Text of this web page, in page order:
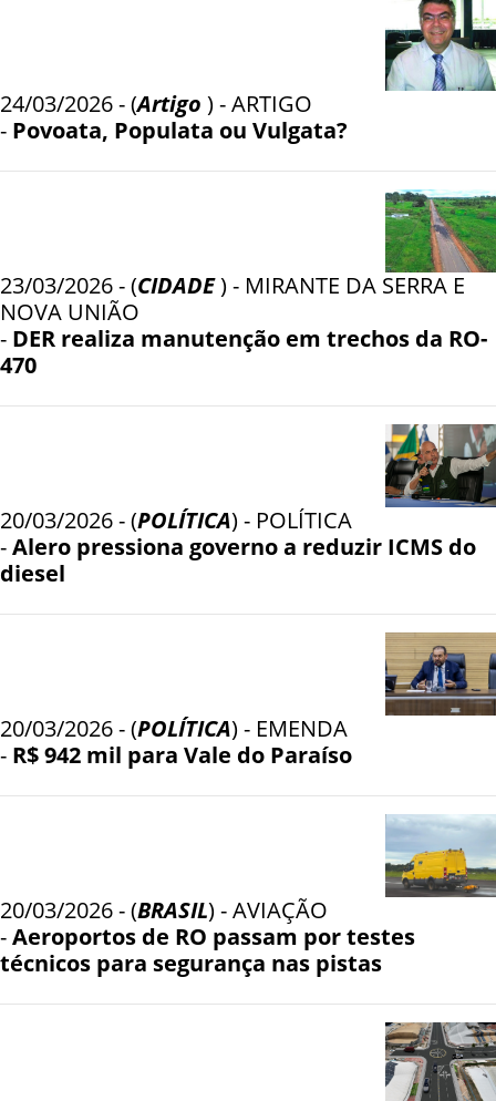
24/03/2026 - (Artigo ) - ARTIGO
- Povoata, Populata ou Vulgata?
23/03/2026 - (CIDADE) - MIRANTE DA SERRA E
NOVA UNIÃO
- DER realiza manutenção em trechos da RO-
470
20/03/2026 - (POLÍTICA) - POLÍTICA
-Alero pressiona governo a reduzir ICMS do
diesel
20/03/2026 - (POLÍTICA) - EMENDA
- R$ 942 mil para Vale do Paraíso
20/03/2026 - (BRASIL) - AVIAÇÃO
-Aeroportos de RO passam por testes
técnicos para segurança nas pistas